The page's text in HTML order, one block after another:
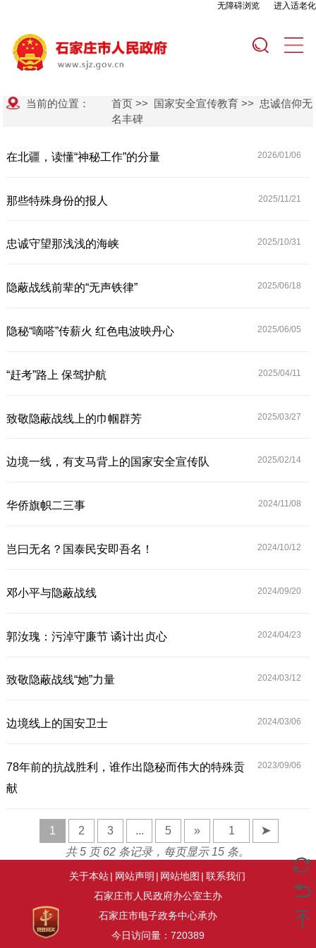
无障碍浏览 进入适老化
当前的位置： 首页 >> 国家安全宣传教育 >> 忠诚信仰无
名丰碑
2026/01/06
在北疆，读懂“神秘工作”的分量
2025/11/21
那些特殊身份的报人
2025/10/31
忠诚守望那浅浅的海峡
2025/06/18
隐蔽战线前辈的“无声铁律”
2025/06/05
隐秘“嘀嗒”传薪火 红色电波映丹心
2025/04/11
“赶考”路上 保驾护航
2025/03/27
致敬隐蔽战线上的巾帼群芳
2025/02/14
边境一线，有支马背上的国家安全宣传队
2024/11/08
华侨旗帜二三事
2024/10/12
岂曰无名？国泰民安即吾名！
2024/09/20
邓小平与隐蔽战线
2024/04/23
郭汝瑰：污淖守廉节 谲计出贞心
2024/03/12
致敬隐蔽战线“她”力量
2024/03/06
边境线上的国安卫士
2023/09/06
78年前的抗战胜利，谁作出隐秘而伟大的特殊贡
献
1 2 3 ... 5 »
➤
共 5 页 62 条记录，每页显示 15 条。
关于本站| 网站声明 | 网站地图 | 联系我们
石家庄市人民政府办公室主办
石家庄市电子政务中心承办
今日访问量： 720389